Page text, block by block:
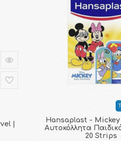
|
Hansaplast -
Αυτοκόλλητα
20 Strips